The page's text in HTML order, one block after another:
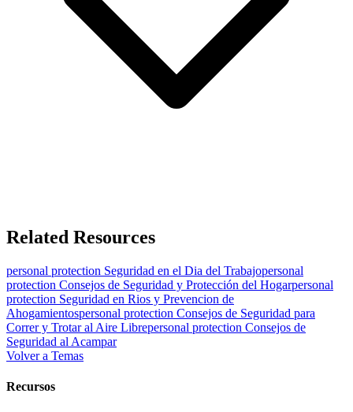
Related Resources
personal protection Seguridad en el Dia del Trabajopersonal
protection Consejos de Seguridad y Protección del Hogarpersonal
protection Seguridad en Rios y Prevencion de
Ahogamientospersonal protection Consejos de Seguridad para
Correr y Trotar al Aire Librepersonal protection Consejos de
Seguridad al Acampar
Volver a Temas
Recursos